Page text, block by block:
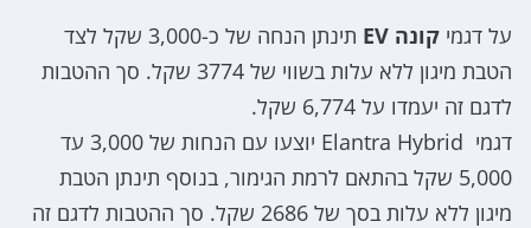
על דגמי קונה EV
תינתן הנחה של כ-3,000 שקל לצד
הטבת מיגון ללא עלות בשווי של 3774 שקל. סך ההטבות
לדגם זה יעמדו על 6,774 שקל.
דגמי Elantra Hybrid יוצעו עם הנחות של 3,000 עד
5,000 שקל בהתאם לרמת הגימור, בנוסף תינתן הטבת
מיגון ללא עלות בסך של 2686 שקל. סך ההטבות לדגם זה